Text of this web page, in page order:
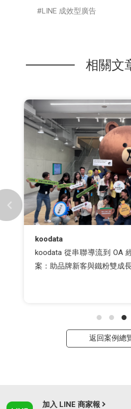
LINE 成效型廣告
相關文
koodata
koodata 從串聯導流到 OA
案：助品牌新客與鐵粉雙成長
返回案例總
加入 LINE 商家報